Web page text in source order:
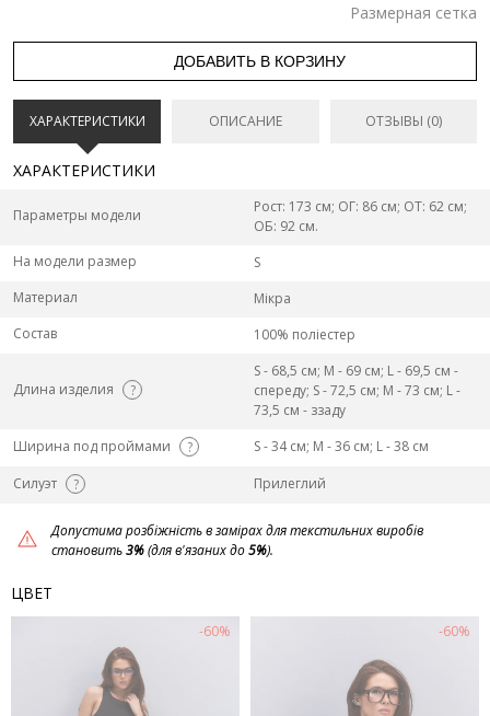
Размерная сетка
ДОБАВИТЬ В КОРЗИНУ
ХАРАКТЕРИСТИКИ ОПИСАНИЕ ОТЗЫВЫ (0)
ХАРАКТЕРИСТИКИ
Параметры модели
Рост: 173 см; ОГ: 86 см; ОТ: 62 см;
ОБ: 92 см.
На модели размер
S
Материал
Мікра
Состав
100% поліестер
Длина изделия ?
S - 68,5 см; M - 69 см; L - 69,5 см -
спереду; S - 72,5 см; M - 73 см; L -
73,5 см - ззаду
Ширина под проймами
?
S - 34 см; M - 36 см; L - 38 см
Силуэт
? Прилеглий
Допустима розбіжність в замірах для текстильних виробів
становить3%(для в'язаних до5%).
ЦВЕТ
-60% -60%